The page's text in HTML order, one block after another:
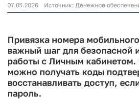
07.05.2026 Источник: Денежное
Привязка номера
важный шаг для безопасной
работы с Личным
можно получать коды
восстанавливать доступ,
пароль.